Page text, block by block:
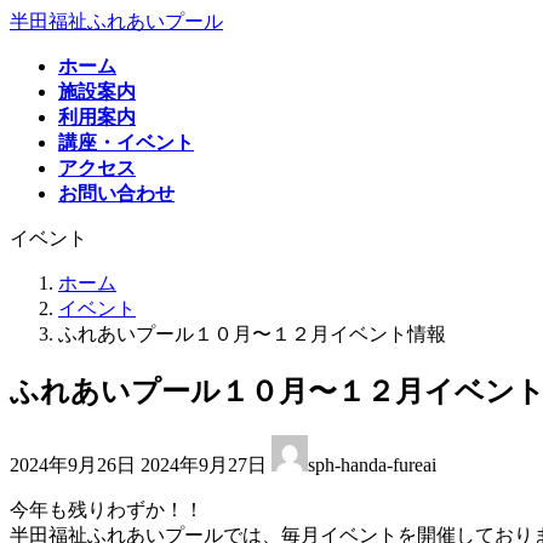
コ
プ
ナ
動
半田福祉ふれあいプール
ホーム
施設案内
利用案内
講座・イベント
アクセス
お問い合わせ
イベント
ホーム
イベント
ふれあいプール１０月〜１２月イベント情報
ふれあいプール１０月〜１２月イベン
2024年9月26日 終
更
新
2024年9月27日 sph-handa-fureai
今年も残りわずか！！
半田福祉ふれあいプールでは、毎月イベントを開催しており